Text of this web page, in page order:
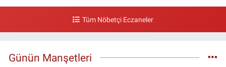
Tüm Nöbetçi Eczaneler
Günün Manşetleri